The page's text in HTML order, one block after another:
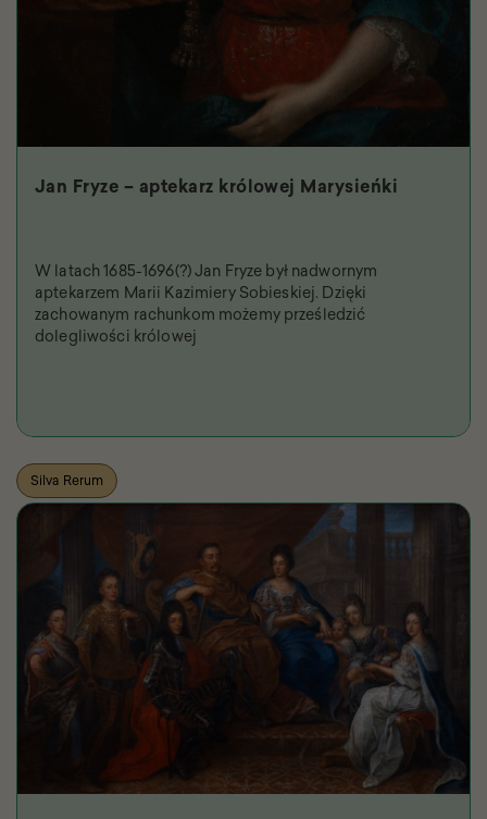
Jan Fryze – aptekarz królowej Marysieńki
W latach 1685-1696(?) Jan Fryze był nadwornym
aptekarzem Marii Kazimiery Sobieskiej. Dzięki
zachowanym rachunkom możemy prześledzić
dolegliwości królowej
Silva Rerum